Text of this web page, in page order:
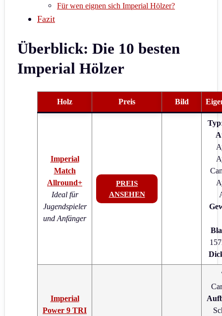
Für wen eignen sich Imperial Hölzer?
Fazit
Überblick: Die 10 besten
Imperial Hölzer
Holz Preis Bild
Imperial
Match
Allround+
Ideal für
Jugendspieler
und Anfänger
PREIS
ANSEHEN
Typ
Imperial
Power 9 TRI